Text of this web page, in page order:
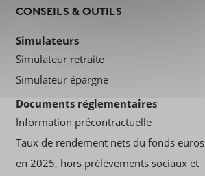
CONSEILS & OUTILS
Simulateurs
Simulateur retraite
Simulateur épargne
Documents réglementaires
Information précontractuelle
Taux de rendement nets du fonds euros
en 2025, hors prélèvements sociaux et